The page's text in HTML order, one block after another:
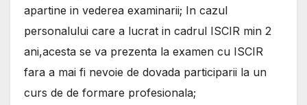
apartine in vederea examinarii; In cazul
personalului care a lucrat in cadrul ISCIR min 2
ani,acesta se va prezenta la examen cu ISCIR
fara a mai fi nevoie de dovada participarii la un
curs de de formare profesionala;